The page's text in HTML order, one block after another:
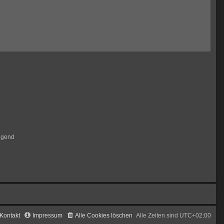
Alle Zeiten sind UTC+02:00
Alle Cookies löschen
Impressum
Kontakt